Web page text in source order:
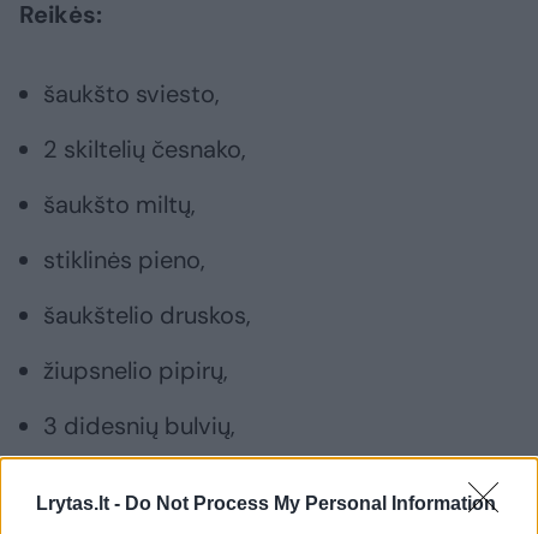
Lrytas.lt - Do Not Process My Personal Information
Reikės:
šaukšto sviesto,
2 skiltelių česnako,
šaukšto miltų,
stiklinės pieno,
šaukštelio druskos,
žiupsnelio pipirų,
3 didesnių bulvių,
2 šaukštų tarkuoto parmezano sūrio (ar
kito mėgstamo sūrio),